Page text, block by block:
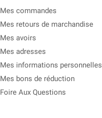
Mes commandes
Mes retours de marchandise
Mes avoirs
Mes adresses
Mes informations personnelles
Mes bons de réduction
Foire Aux Questions